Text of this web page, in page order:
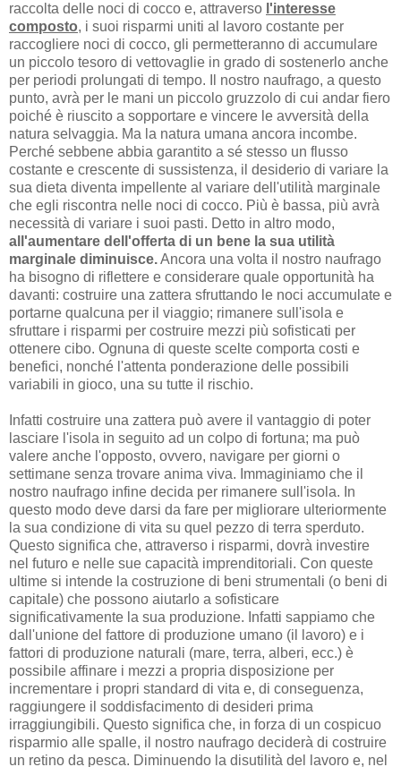
raccolta delle noci di cocco e, attraverso l'interesse
composto, i suoi risparmi uniti al lavoro costante per
raccogliere noci di cocco, gli permetteranno di accumulare
un piccolo tesoro di vettovaglie in grado di sostenerlo anche
per periodi prolungati di tempo. Il nostro naufrago, a questo
punto, avrà per le mani un piccolo gruzzolo di cui andar fiero
poiché è riuscito a sopportare e vincere le avversità della
natura selvaggia. Ma la natura umana ancora incombe.
Perché sebbene abbia garantito a sé stesso un flusso
costante e crescente di sussistenza, il desiderio di variare la
sua dieta diventa impellente al variare dell'utilità marginale
che egli riscontra nelle noci di cocco. Più è bassa, più avrà
necessità di variare i suoi pasti. Detto in altro modo,
all'aumentare dell'offerta di un bene la sua utilità
marginale diminuisce.Ancora una volta il nostro naufrago
ha bisogno di riflettere e considerare quale opportunità ha
davanti: costruire una zattera sfruttando le noci accumulate e
portarne qualcuna per il viaggio; rimanere sull'isola e
sfruttare i risparmi per costruire mezzi più sofisticati per
ottenere cibo. Ognuna di queste scelte comporta costi e
benefici, nonché l'attenta ponderazione delle possibili
variabili in gioco, una su tutte il rischio.
Infatti costruire una zattera può avere il vantaggio di poter
lasciare l'isola in seguito ad un colpo di fortuna; ma può
valere anche l'opposto, ovvero, navigare per giorni o
settimane senza trovare anima viva. Immaginiamo che il
nostro naufrago infine decida per rimanere sull'isola. In
questo modo deve darsi da fare per migliorare ulteriormente
la sua condizione di vita su quel pezzo di terra sperduto.
Questo significa che, attraverso i risparmi, dovrà investire
nel futuro e nelle sue capacità imprenditoriali. Con queste
ultime si intende la costruzione di beni strumentali (o beni di
capitale) che possono aiutarlo a sofisticare
significativamente la sua produzione. Infatti sappiamo che
dall'unione del fattore di produzione umano (il lavoro) e i
fattori di produzione naturali (mare, terra, alberi, ecc.) è
possibile affinare i mezzi a propria disposizione per
incrementare i propri standard di vita e, di conseguenza,
raggiungere il soddisfacimento di desideri prima
irraggiungibili. Questo significa che, in forza di un cospicuo
risparmio alle spalle, il nostro naufrago deciderà di costruire
un retino da pesca. Diminuendo la disutilità del lavoro e, nel